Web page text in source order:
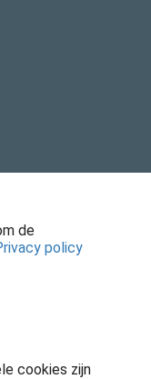
de
policy
cookies zijn